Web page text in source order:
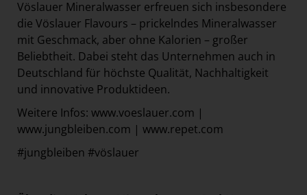
Vöslauer Mineralwasser erfreuen sich insbesondere
die Vöslauer Flavours – prickelndes Mineralwasser
mit Geschmack, aber ohne Kalorien – großer
Beliebtheit. Dabei steht das Unternehmen auch in
Deutschland für höchste Qualität, Nachhaltigkeit
und innovative Produktideen.
Weitere Infos: www.voeslauer.com |
www.jungbleiben.com | www.repet.com
#jungbleiben #vöslauer